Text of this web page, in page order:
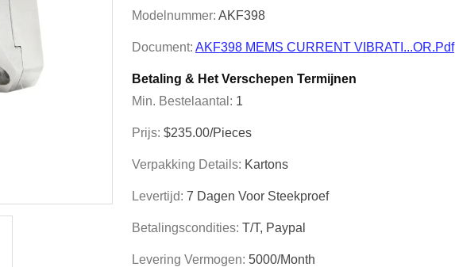
Modelnummer: AKF398
Document: AKF398 MEMS CURRENT VIBRATI...OR.pdf
Betaling & Het Verschepen Termijnen
Min. Bestelaantal: 1
Prijs: $235.00/Pieces
Verpakking Details: Kartons
Levertijd: 7 Dagen Voor Steekproef
Betalingscondities: T/T, Paypal
Levering Vermogen: 5000/month